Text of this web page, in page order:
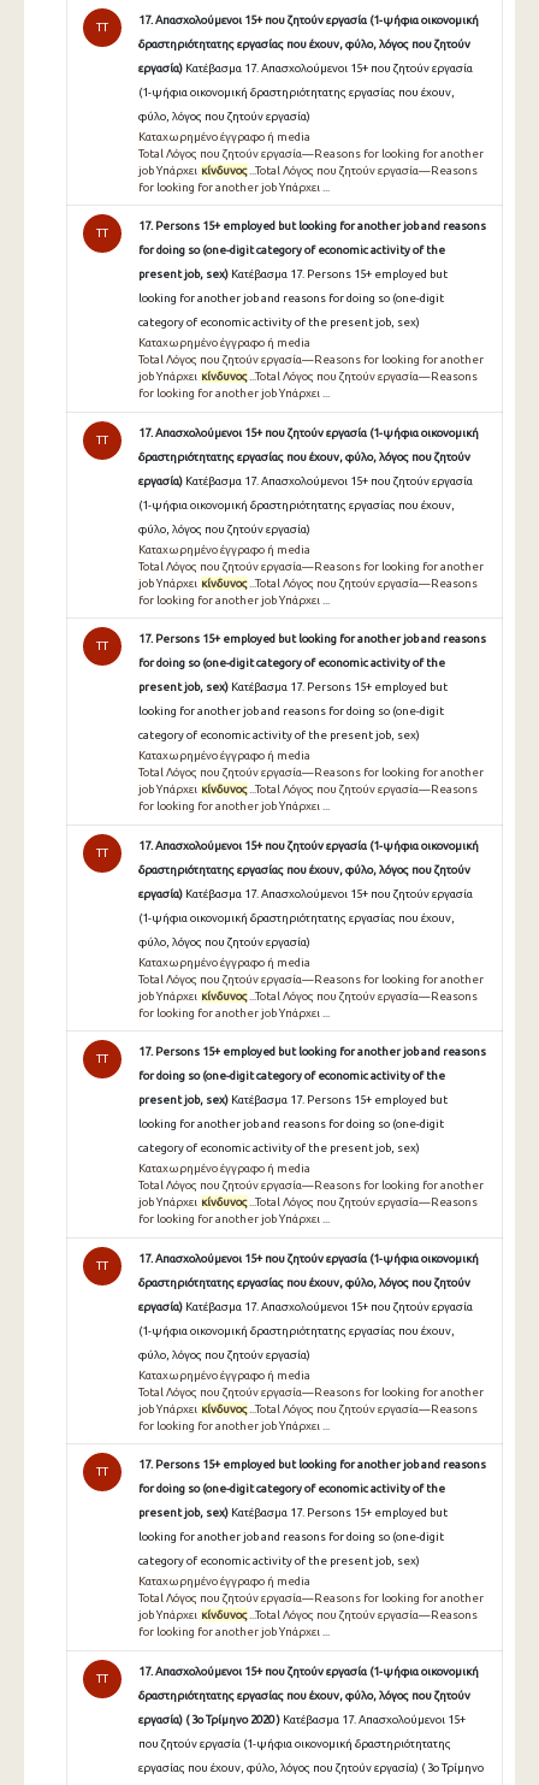
TT
17. Απασχολούμενοι 15+ που ζητούν εργασία (1-ψήφια οικονομική
δραστηριότητατης εργασίας που έχουν, φύλο, λόγος που ζητούν
εργασία) Κατέβασμα 17. Απασχολούμενοι 15+ που ζητούν εργασία
(1-ψήφια οικονομική δραστηριότητατης εργασίας που έχουν,
φύλο, λόγος που ζητούν εργασία)
Καταχωρημένο έγγραφο ή media
Total Λόγος που ζητούν εργασία—Reasons for looking for another
job Υπάρχει κίνδυνος ...Total Λόγος που ζητούν εργασία—Reasons
for looking for another job Υπάρχει ...
TT
17. Persons 15+ employed but looking for another job and reasons
for doing so (one-digit category of economic activity of the
present job, sex) Κατέβασμα 17. Persons 15+ employed but
looking for another job and reasons for doing so (one-digit
category of economic activity of the present job, sex)
Καταχωρημένο έγγραφο ή media
Total Λόγος που ζητούν εργασία—Reasons for looking for another
job Υπάρχει κίνδυνος...Total Λόγος που ζητούν εργασία—Reasons
for looking for another job Υπάρχει ...
TT
17. Απασχολούμενοι 15+ που ζητούν εργασία (1-ψήφια οικονομική
δραστηριότητατης εργασίας που έχουν, φύλο, λόγος που ζητούν
εργασία) Κατέβασμα 17. Απασχολούμενοι 15+ που ζητούν εργασία
(1-ψήφια οικονομική δραστηριότητατης εργασίας που έχουν,
φύλο, λόγος που ζητούν εργασία)
Καταχωρημένο έγγραφο ή media
Total Λόγος που ζητούν εργασία—Reasons for looking for another
job Υπάρχει κίνδυνος ...Total Λόγος που ζητούν εργασία—Reasons
for looking for another job Υπάρχει ...
TT
17. Persons 15+ employed but looking for another job and reasons
for doing so (one-digit category of economic activity of the
present job, sex) Κατέβασμα 17. Persons 15+ employed but
looking for another job and reasons for doing so (one-digit
category of economic activity of the present job, sex)
Καταχωρημένο έγγραφο ή media
Total Λόγος που ζητούν εργασία—Reasons for looking for another
job Υπάρχει κίνδυνος...Total Λόγος που ζητούν εργασία—Reasons
for looking for another job Υπάρχει ...
TT
17. Απασχολούμενοι 15+ που ζητούν εργασία (1-ψήφια οικονομική
δραστηριότητατης εργασίας που έχουν, φύλο, λόγος που ζητούν
εργασία) Κατέβασμα 17. Απασχολούμενοι 15+ που ζητούν εργασία
(1-ψήφια οικονομική δραστηριότητατης εργασίας που έχουν,
φύλο, λόγος που ζητούν εργασία)
Καταχωρημένο έγγραφο ή media
Total Λόγος που ζητούν εργασία—Reasons for looking for another
job Υπάρχει κίνδυνος ...Total Λόγος που ζητούν εργασία—Reasons
for looking for another job Υπάρχει ...
TT
17. Persons 15+ employed but looking for another job and reasons
for doing so (one-digit category of economic activity of the
present job, sex) Κατέβασμα 17. Persons 15+ employed but
looking for another job and reasons for doing so (one-digit
category of economic activity of the present job, sex)
Καταχωρημένο έγγραφο ή media
Total Λόγος που ζητούν εργασία—Reasons for looking for another
job Υπάρχει κίνδυνος...Total Λόγος που ζητούν εργασία—Reasons
for looking for another job Υπάρχει ...
TT
17. Απασχολούμενοι 15+ που ζητούν εργασία (1-ψήφια οικονομική
δραστηριότητατης εργασίας που έχουν, φύλο, λόγος που ζητούν
εργασία) Κατέβασμα 17. Απασχολούμενοι 15+ που ζητούν εργασία
(1-ψήφια οικονομική δραστηριότητατης εργασίας που έχουν,
φύλο, λόγος που ζητούν εργασία)
Καταχωρημένο έγγραφο ή media
Total Λόγος που ζητούν εργασία—Reasons for looking for another
job Υπάρχει κίνδυνος ...Total Λόγος που ζητούν εργασία—Reasons
for looking for another job Υπάρχει ...
TT
17. Persons 15+ employed but looking for another job and reasons
for doing so (one-digit category of economic activity of the
present job, sex) Κατέβασμα 17. Persons 15+ employed but
looking for another job and reasons for doing so (one-digit
category of economic activity of the present job, sex)
Καταχωρημένο έγγραφο ή media
Total Λόγος που ζητούν εργασία—Reasons for looking for another
job Υπάρχει κίνδυνος...Total Λόγος που ζητούν εργασία—Reasons
for looking for another job Υπάρχει ...
TT
17. Απασχολούμενοι 15+ που ζητούν εργασία (1-ψήφια οικονομική
δραστηριότητατης εργασίας που έχουν, φύλο, λόγος που ζητούν
εργασία) ( 3ο Τρίμηνο 2020 ) Κατέβασμα 17. Απασχολούμενοι 15+
που ζητούν εργασία (1-ψήφια οικονομική δραστηριότητατης
εργασίας που έχουν, φύλο, λόγος που ζητούν εργασία) ( 3ο Τρίμηνο